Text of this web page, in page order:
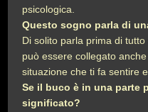
psicologica.
Questo sogno parla di
Di solito parla prima di
può essere collegato
situazione che ti fa sentire
Se il buco è in una parte
significato?